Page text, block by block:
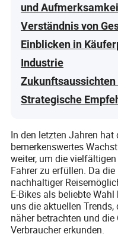
und
Verständnis von
Einblicken in
Industrie
Strategische
In den letzten Jahren hat
bemerkenswertes
weiter, um die
Fahrer zu erfüllen. Da
nachhaltiger
E-Bikes als beliebte
uns die aktuellen
näher betrachten und
Verbraucher erkunden.